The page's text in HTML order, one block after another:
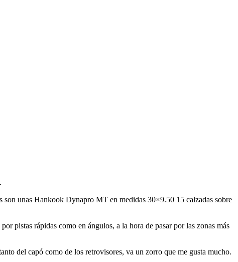
son unas Hankook Dynapro MT en medidas 30×9.50 15 calzadas sobre
pistas rápidas como en ángulos, a la hora de pasar por las zonas más
del capó como de los retrovisores, va un zorro que me gusta mucho.